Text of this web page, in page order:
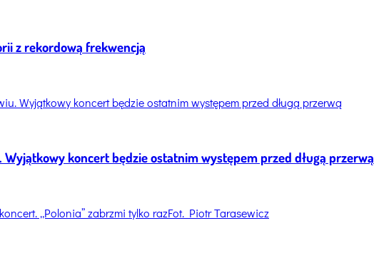
z rekordową frekwencją
Wyjątkowy koncert będzie ostatnim występem przed długą przerwą
Fot. Piotr Tarasewicz